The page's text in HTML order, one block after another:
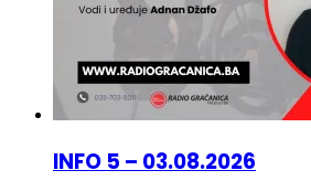
INFO 5 – 03.08.2026
3. Avgusta 2026.